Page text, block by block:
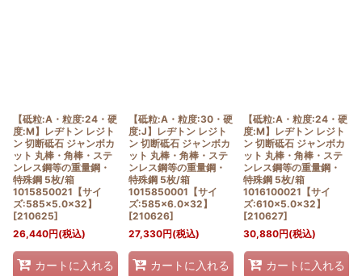
【砥粒:A・粒度:24・硬
度:M】レヂトン レジト
ン 切断砥石 ジャンボカ
ット 丸棒・角棒・ステ
ンレス鋼等の重量鋼・
特殊鋼 5枚/箱
1015850021【サイ
ズ:585×5.0×32】
[210625]
26,440円(税込)
カートに入れる
【砥粒:A・粒度:30・硬
度:J】レヂトン レジト
ン 切断砥石 ジャンボカ
ット 丸棒・角棒・ステ
ンレス鋼等の重量鋼・
特殊鋼 5枚/箱
1015850001【サイ
ズ:585×6.0×32】
[210626]
27,330円(税込)
カートに入れる
【砥粒:A・粒度:24・硬
度:M】レヂトン レジト
ン 切断砥石 ジャンボカ
ット 丸棒・角棒・ステ
ンレス鋼等の重量鋼・
特殊鋼 5枚/箱
1016100021【サイ
ズ:610×5.0×32】
[210627]
30,880円(税込)
カートに入れる